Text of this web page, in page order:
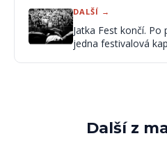
DALŠÍ →
Jatka Fest končí.
jedna festivalová
Další z